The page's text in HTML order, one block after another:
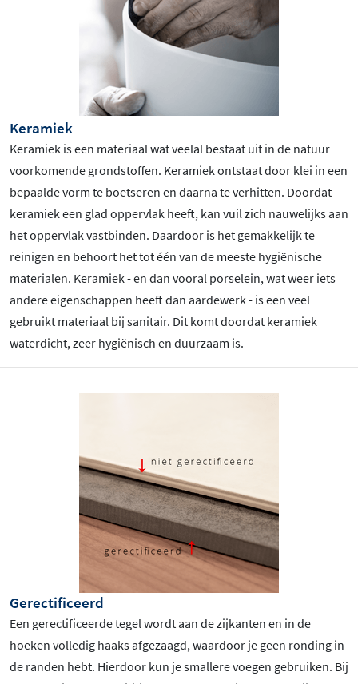
Keramiek
Keramiek is een materiaal wat veelal bestaat uit in de natuur
voorkomende grondstoffen. Keramiek ontstaat door klei in een
bepaalde vorm te boetseren en daarna te verhitten. Doordat
keramiek een glad oppervlak heeft, kan vuil zich nauwelijks aan
het oppervlak vastbinden. Daardoor is het gemakkelijk te
reinigen en behoort het tot één van de meeste hygiënische
materialen. Keramiek - en dan vooral porselein, wat weer iets
andere eigenschappen heeft dan aardewerk - is een veel
gebruikt materiaal bij sanitair. Dit komt doordat keramiek
waterdicht, zeer hygiënisch en duurzaam is.
Gerectificeerd
Een gerectificeerde tegel wordt aan de zijkanten en in de
hoeken volledig haaks afgezaagd, waardoor je geen ronding in
de randen hebt. Hierdoor kun je smallere voegen gebruiken. Bij